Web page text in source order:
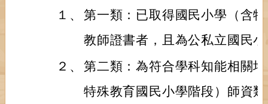
１、 第一類：已取得國民小學（含
教師證書者，且為公私立國民
２、 第二類：為符合學科知能相關
特殊教育國民小學階段）師資